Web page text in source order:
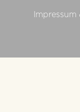
Impressum